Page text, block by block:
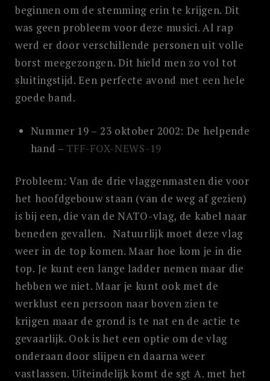
beginnen om de stemming erin te krijgen. Dit
was geen probleem voor deze musici. Al rap
werd er door verschillende personen uit volle
borst meegezongen. Dit hield men zo vol tot
sluitingstijd. Een perfecte avond met een hele
goede band.
Nummer 19 – 23 oktober 2002: De helpende
hand – TFF-FOX-NEWS-19
Probleem: Van de drie vlaggenmasten die voor
het hoofdgebouw staan (van de weg af gezien)
is bij een, die van de NATO-vlag, de kabel naar
beneden gevallen. Natuurlijk moet deze vlag
weer in de top komen. Maar hoe kom je in die
top. Je kunt een lange ladder nemen maar die
hebben we niet. Maar je kunt ook met de
werklust een persoon naar boven zien te
krijgen maar de grond is te nat en de actie te
gevaarlijk. Ook is het een optie om de vlag
onderaan door slijpen en daarna weer
vastlassen. Uiteindelijk komt de sgt A. met het